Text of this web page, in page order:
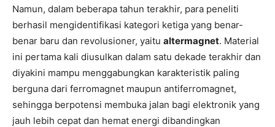
Namun, dalam beberapa tahun terakhir, para peneliti
berhasil mengidentifikasi kategori ketiga yang benar-
benar baru dan revolusioner, yaitu altermagnet. Material
ini pertama kali diusulkan dalam satu dekade terakhir dan
diyakini mampu menggabungkan karakteristik paling
berguna dari ferromagnet maupun antiferromagnet,
sehingga berpotensi membuka jalan bagi elektronik yang
jauh lebih cepat dan hemat energi dibandingkan